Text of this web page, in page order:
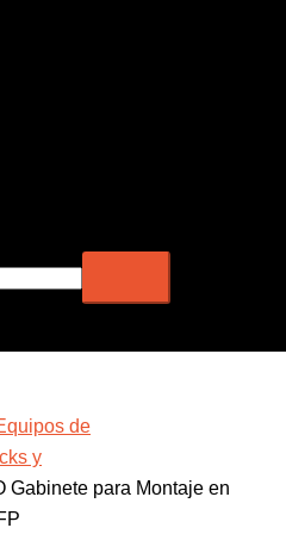
de
y
Gabinete para Montaje en